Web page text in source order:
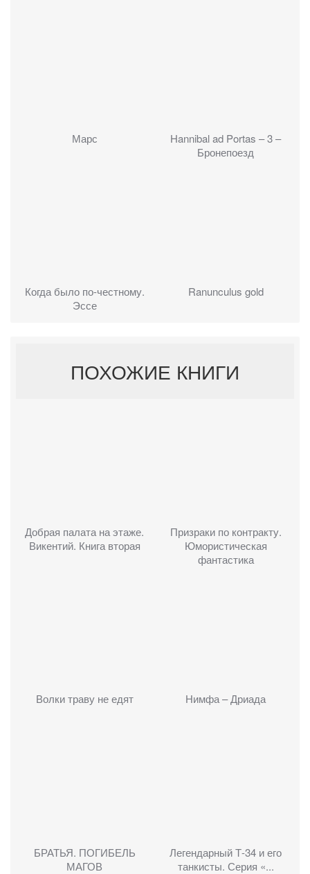
Марс
Hannibal ad Portas – 3 –
Бронепоезд
Когда было по-честному.
Эссе
Ranunculus gold
ПОХОЖИЕ КНИГИ
Добрая палата на этаже.
Викентий. Книга вторая
Призраки по контракту.
Юмористическая
фантастика
Волки траву не едят Нимфа – Дриада
БРАТЬЯ. ПОГИБЕЛЬ
МАГОВ
Легендарный Т-34 и его
танкисты. Серия «...